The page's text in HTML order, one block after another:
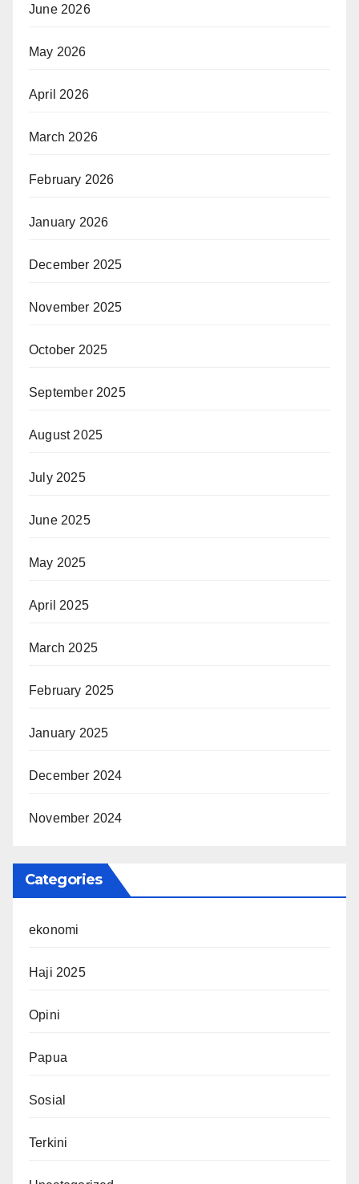
June 2026
May 2026
April 2026
March 2026
February 2026
January 2026
December 2025
November 2025
October 2025
September 2025
August 2025
July 2025
June 2025
May 2025
April 2025
March 2025
February 2025
January 2025
December 2024
November 2024
Categories
ekonomi
Haji 2025
Opini
Papua
Sosial
Terkini